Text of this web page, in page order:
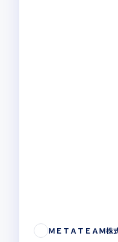
ＭＥＴＡＴＥＡＭ株